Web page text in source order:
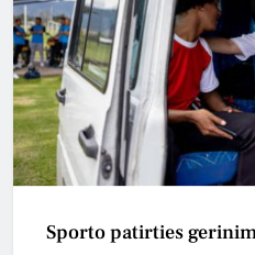
Sporto patirties